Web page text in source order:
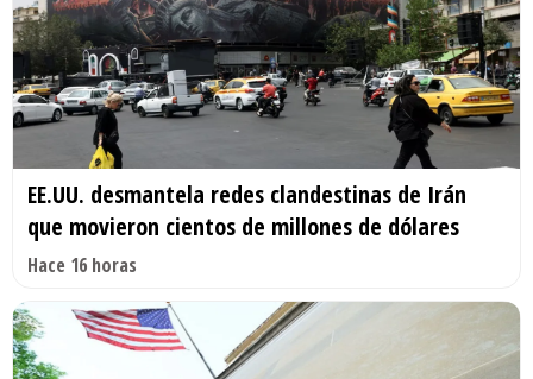
EE.UU. desmantela redes clandestinas de Irán
que movieron cientos de millones de dólares
Hace 16 horas